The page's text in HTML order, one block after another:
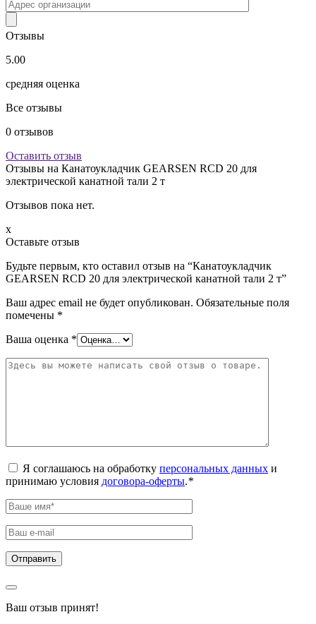
Отзывы
5.00
средняя оценка
Все отзывы
0 отзывов
Оставить отзыв
Отзывы на Канатоукладчик GEARSEN RCD 20 для
электрической канатной тали 2 т
Отзывов пока нет.
x
Оставьте отзыв
Будьте первым, кто оставил отзыв на “Канатоукладчик
GEARSEN RCD 20 для электрической канатной тали 2 т”
Ваш адрес email не будет опубликован. Обязательные поля
помечены *
Ваша оценка *
Я соглашаюсь на обработку персональных данных и
принимаю условия договора-оферты.*
Ваш отзыв принят!